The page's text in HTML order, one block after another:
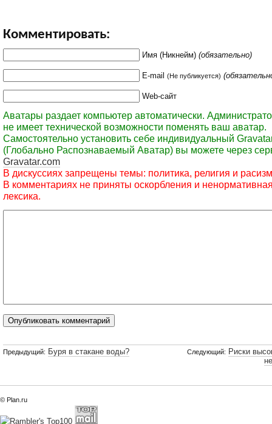
Комментировать:
Имя (Никнейм) (обязательно)
E-mail (Не публикуется)
Web-сайт
Аватары раздает компьютер автоматически.
не имеет технической возможности поменять ваш аватар.
Самостоятельно установить себе индивидуальный
(Глобально Распознаваемый Аватар) вы можете через
Gravatar.com
В дискуссиях запрещены темы: политика, религия и
В комментариях не приняты оскорбления и
лексика.
Предыдущий: Буря в стакане воды? Следующий: Риски
© Plan.ru